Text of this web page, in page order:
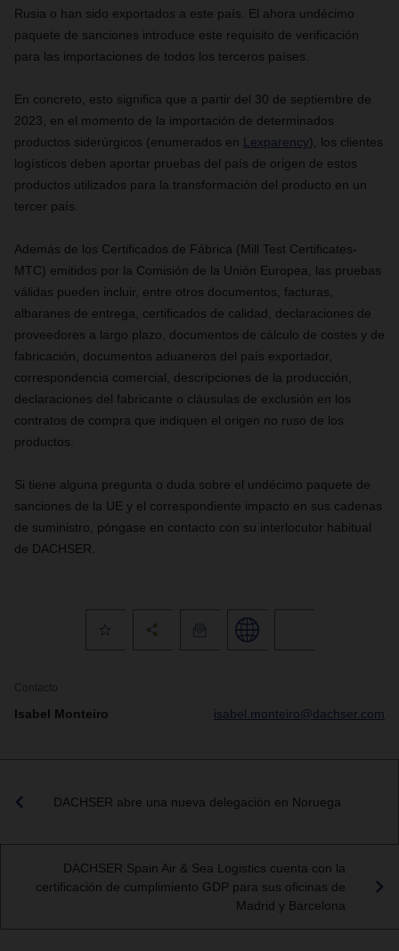
Rusia o han sido exportados a este país. El ahora undécimo
paquete de sanciones introduce este requisito de verificación
para las importaciones de todos los terceros países.
En concreto, esto significa que a partir del 30 de septiembre de
2023, en el momento de la importación de determinados
productos siderúrgicos (enumerados en Lexparency), los clientes
logísticos deben aportar pruebas del país de origen de estos
productos utilizados para la transformación del producto en un
tercer país.
Además de los Certificados de Fábrica (Mill Test Certificates-
MTC) emitidos por la Comisión de la Unión Europea, las pruebas
válidas pueden incluir, entre otros documentos, facturas,
albaranes de entrega, certificados de calidad, declaraciones de
proveedores a largo plazo, documentos de cálculo de costes y de
fabricación, documentos aduaneros del país exportador,
correspondencia comercial, descripciones de la producción,
declaraciones del fabricante o cláusulas de exclusión en los
contratos de compra que indiquen el origen no ruso de los
productos.
Si tiene alguna pregunta o duda sobre el undécimo paquete de
sanciones de la UE y el correspondiente impacto en sus cadenas
de suministro, póngase en contacto con su interlocutor habitual
de DACHSER.
Contacto
Isabel Monteiro isabel.monteiro@dachser.com
DACHSER abre una nueva delegación en Noruega
DACHSER Spain Air & Sea Logistics cuenta con la
certificación de cumplimiento GDP para sus oficinas de
Madrid y Barcelona